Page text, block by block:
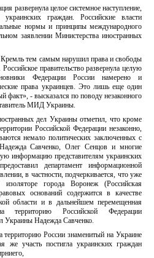
развернула целое системное наступление,
граждан. Российские власти
нормы и принципы международного
заявлении Министерства иностранных
тем самым нарушил права и свободы
правительство развернула целую
Федерации России намерено и
права украинцев. Это лишь еще один
- высказался по поводу незаконного
МИД Украины.
дел Украины отметил, что кроме
Российской Федерации незаконно,
немало политических заключенных с
Савченко, Олег Сенцов и многие
информацию представителям украинских
департамент информационной
в частности, подчеркивается, что уже
города Воронеж (Российская
оснований содержится в качестве
области и в дальнейшем перемещенная
территорию Российской Федерации
Украины Надежда Савченко.
России знаменитый на Украине
же участь постигла украинских граждан